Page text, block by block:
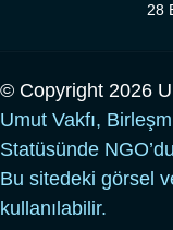
28
© Copyright 2026
Umut Vakfı,
Statüsünde
Bu sitedeki görsel
kullanılabilir.